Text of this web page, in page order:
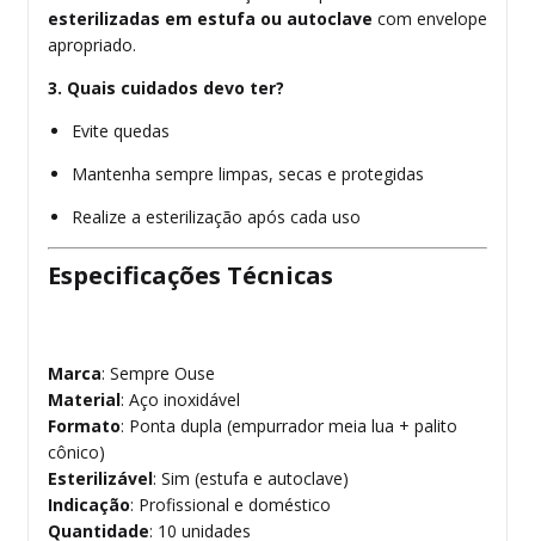
esterilizadas em estufa ou autoclave com envelope
apropriado.
3. Quais cuidados devo ter?
Evite quedas
Mantenha sempre limpas, secas e protegidas
Realize a esterilização após cada uso
Especificações Técnicas
Marca: Sempre Ouse
Material: Aço inoxidável
Formato: Ponta dupla (empurrador meia lua + palito
cônico)
Esterilizável: Sim (estufa e autoclave)
Indicação: Profissional e doméstico
Quantidade: 10 unidades